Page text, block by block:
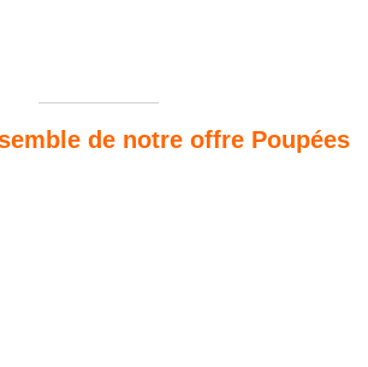
de notre offre Poupées